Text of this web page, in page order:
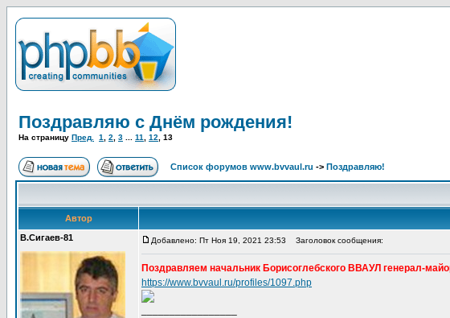
Поздравляю с Днём рождения!
На страницу Пред. 1 2 3 11 12 13
Список форумов www.bvvaul.ru -> Поздравляю!
Автор
В.Сигаев-81
Добавлено: Пт Ноя 19, 2021 23:53 Заголовок сообщения:
Поздравляем начальник Борисоглебского ВВАУЛ генерал-
https://www.bvvaul.ru/profiles/1097.php